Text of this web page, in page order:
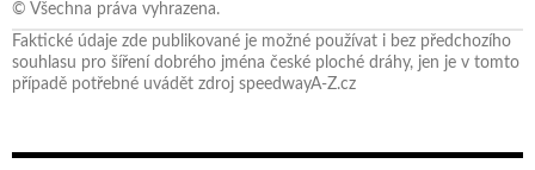
© Všechna práva vyhrazena.
Faktické údaje zde publikované je možné používat i bez předchozího
souhlasu pro šíření dobrého jména české ploché dráhy, jen je v tomto
případě potřebné uvádět zdroj speedwayA-Z.cz